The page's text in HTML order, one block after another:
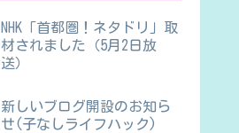
NHK「首都圏！ネタドリ」取
材されました（5月2日放
送）
新しいブログ開設のお知ら
せ(子なしライフハック)